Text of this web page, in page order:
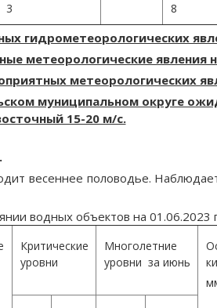
3 8
гидрометеорологических
метеорологические явления
метеорологических
муниципальном округе
15-20 м/с.
весеннее половодье.
водных объектов на 01.06.2023
Критические
уровни
Многолетние
уровни за июнь